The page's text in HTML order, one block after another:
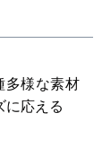
多様な素材
に応える